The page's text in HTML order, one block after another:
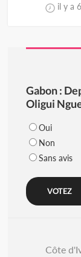
il y a
Gabon :
Oligui
Oui
Non
Sans avis
Côte